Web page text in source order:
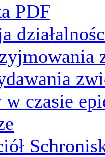
PDF
w czasie